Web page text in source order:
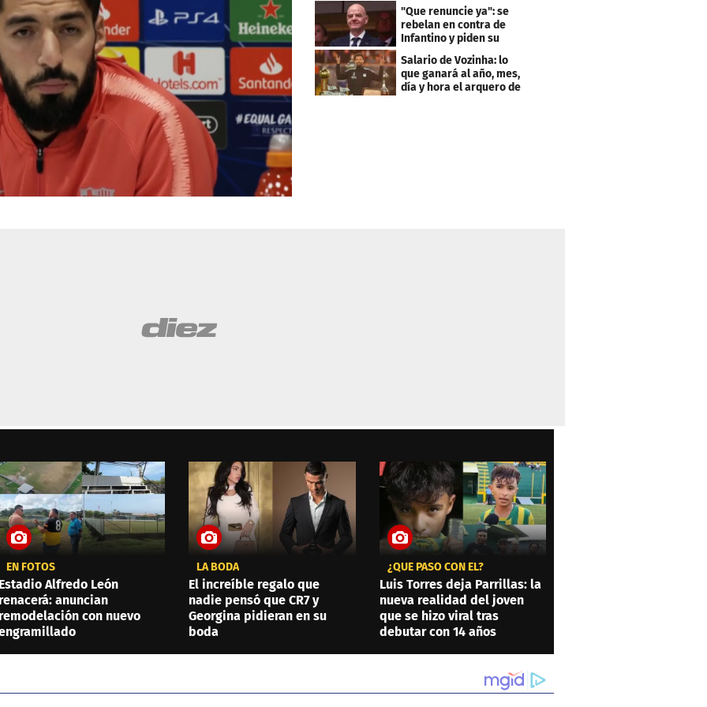
"Que renuncie ya": se
rebelan en contra de
Infantino y piden su
salida de la FIFA
Salario de Vozinha: lo
que ganará al año, mes,
día y hora el arquero de
EN FOTOS
Estadio Alfredo León
renacerá: anuncian
remodelación con nuevo
LA BODA
El increíble regalo que
nadie pensó que CR7 y
Georgina pidieran en su
boda
¿QUÉ PASÓ CON ÉL?
Luis Torres deja Parrillas: la
nueva realidad del joven
que se hizo viral tras
debutar con 14 años